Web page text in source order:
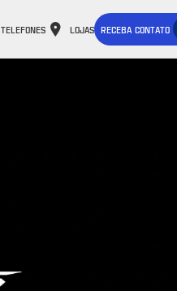
TELEFONES LOJAS RECEBA CONTATO